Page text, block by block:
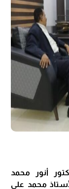
أنور محمد
محمد علي